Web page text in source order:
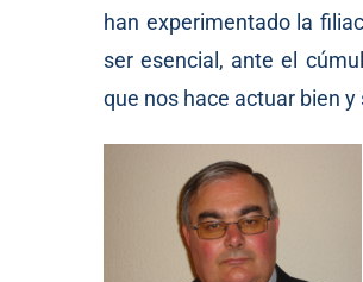
han experimentado la
ser esencial, ante el
que nos hace actuar bien